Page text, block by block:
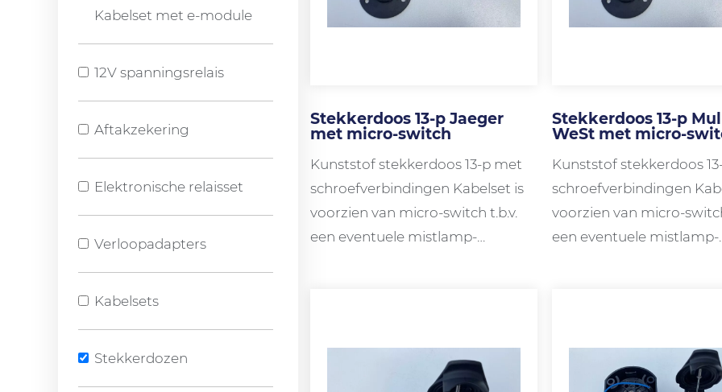
Kabelset met e-module
12V spanningsrelais
Aftakzekering
Elektronische relaisset
Verloopadapters
Kabelsets
Stekkerdozen
Stekkerdoos 13-p Jaeger
met micro-switch
Kunststof stekkerdoos 13-p met
schroefverbindingen Kabelset is
voorzien van micro-switch t.b.v.
een eventuele mistlamp-
Stekkerdoos 13-p
WeSt met micro-
Kunststof stekkerdoos
schroefverbindingen
voorzien van micro-
een eventuele mistlamp-